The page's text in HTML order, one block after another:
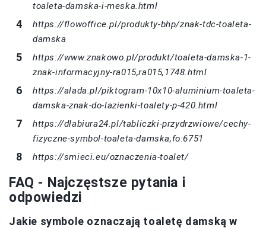
toaleta-damska-i-meska.html
https://flowoffice.pl/produkty-bhp/znak-tdc-toaleta-
damska
https://www.znakowo.pl/produkt/toaleta-damska-1-
znak-informacyjny-ra015,ra015,1748.html
https://alada.pl/piktogram-10x10-aluminium-toaleta-
damska-znak-do-lazienki-toalety-p-420.html
https://dlabiura24.pl/tabliczki-przydrzwiowe/cechy-
fizyczne-symbol-toaleta-damska,fo:6751
https://smieci.eu/oznaczenia-toalet/
FAQ - Najczęstsze pytania i
odpowiedzi
Jakie symbole oznaczają toaletę damską w